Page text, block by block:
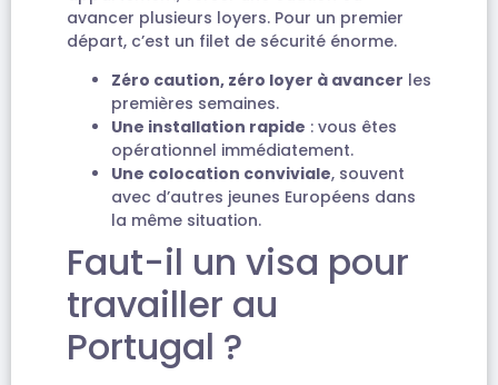
avancer plusieurs loyers. Pour un premier
départ, c’est un filet de sécurité énorme.
Zéro caution, zéro loyer à avancer les
premières semaines.
Une installation rapide : vous êtes
opérationnel immédiatement.
Une colocation conviviale, souvent
avec d’autres jeunes Européens dans
la même situation.
Faut-il un visa pour
travailler au
Portugal ?